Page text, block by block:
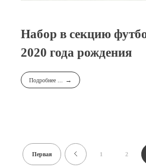
Набор в секцию
2020 года рождения
Подробнее ...
Первая 1 2